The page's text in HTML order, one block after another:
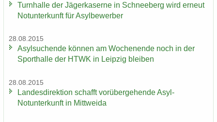
Turn­hal­le der Jä­ger­ka­ser­ne in Schnee­berg wird er­neut
Not­un­ter­kunft für Asyl­be­wer­ber
28.08.2015
Asyl­su­chen­de kön­nen am Wo­chen­en­de noch in der
Sport­hal­le der HTWK in Leip­zig blei­ben
28.08.2015
Lan­des­di­rek­ti­on schafft vor­über­ge­hen­de Asyl-​
Notunterkunft in Mitt­wei­da